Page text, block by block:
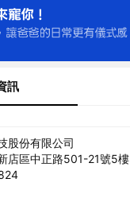
訊
股份有限公司
店區中正路501-21號5樓